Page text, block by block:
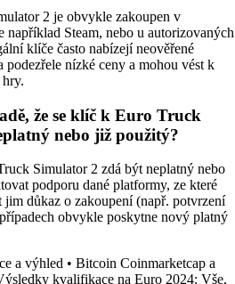
2 je obvykle zakoupen v
Steam, nebo u autorizovaných
klíče často nabízejí neověřené
nízké ceny a mohou vést k
že se klíč k Euro Truck
nebo již použitý?
Simulator 2 zdá být neplatný nebo
podporu dané platformy, ze které
důkaz o zakoupení (např. potvrzení
obvykle poskytne nový platný
a výhled • Bitcoin Coinmarketcap a
kvalifikace na Euro 2024: Vše,